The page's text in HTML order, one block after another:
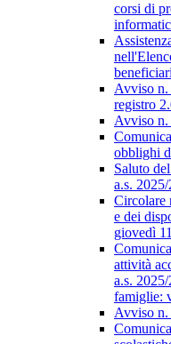
corsi di
Avviso n.
registro
Avviso n.
obblighi
Saluto
a.s.
Circolare
e dei
giovedì
attività
a.s.
famiglie:
Avviso n.